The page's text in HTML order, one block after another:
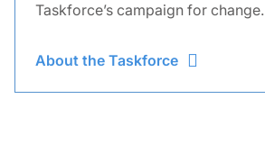
Taskforce’s campaign for change.
About the Taskforce